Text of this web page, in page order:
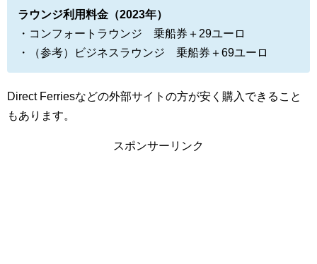
ラウンジ利用料金（2023年）
・コンフォートラウンジ 乗船券＋29ユーロ
・（参考）ビジネスラウンジ 乗船券＋69ユーロ
Direct Ferriesなどの外部サイトの方が安く購入できること
もあります。
スポンサーリンク